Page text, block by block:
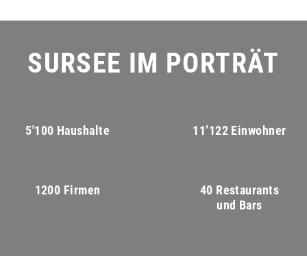
SURSEE IM PORTRÄT
5'100 Haushalte 11’122 Einwohner
1200 Firmen
40 Restaurants
und Bars